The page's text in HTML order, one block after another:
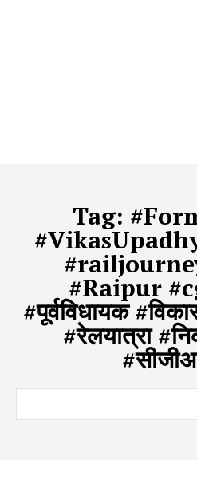
Tag:
#Raipur
#पूर्वविधायक
#रेलयात्रा